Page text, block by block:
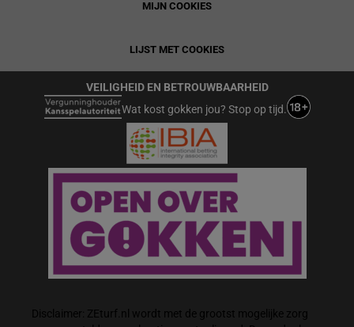
MIJN COOKIES
LIJST MET COOKIES
VEILIGHEID EN BETROUWBAARHEID
Wat kost gokken jou? Stop op tijd.
Disclaimer: ZEturf.nl wordt met de grootst mogelijke zorg